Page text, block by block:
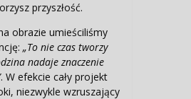
przyszłość.
obrazie umieściliśmy
„To nie czas tworzy
nadaje znaczenie
. W efekcie cały projekt
niezwykle wzruszający